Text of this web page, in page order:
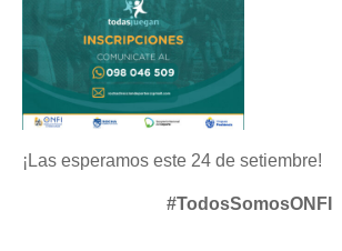
¡Las esperamos este 24 de setiembre!
#TodosSomosONFI